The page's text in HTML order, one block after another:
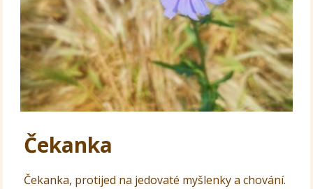
Čekanka
Čekanka, protijed na jedovaté myšlenky a chování.